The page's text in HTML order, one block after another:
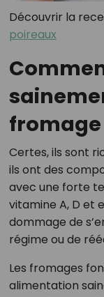
Découvrir la
poireaux
fromage
Certes, ils sont
ils ont des
avec une forte
vitamine A, D et
dommage de
régime ou de
Les fromages
alimentation